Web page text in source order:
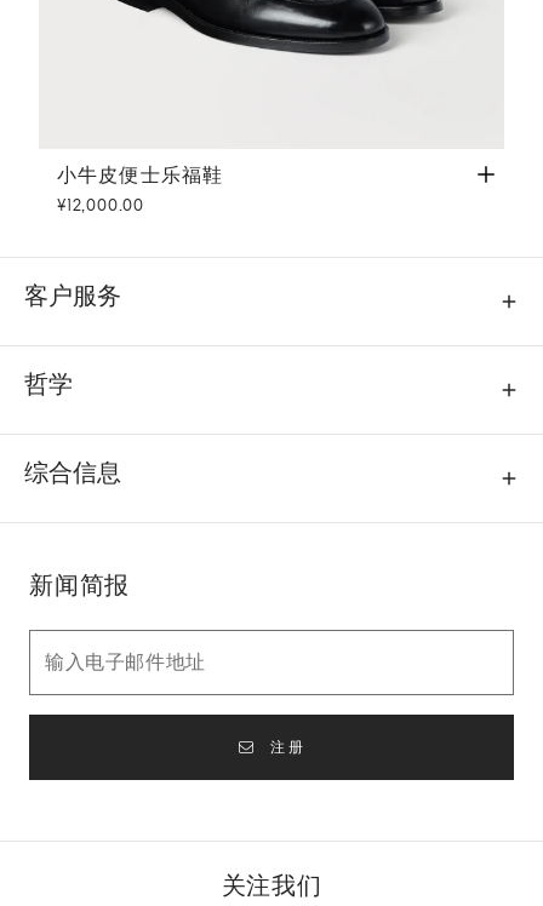
小牛皮便士乐福鞋 黑色
小牛皮便士乐福鞋
¥12,000.00
客户服务
哲学
综合信息
新闻简报
注册
关注我们